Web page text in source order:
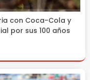
con Coca-Cola y
por sus 100 años